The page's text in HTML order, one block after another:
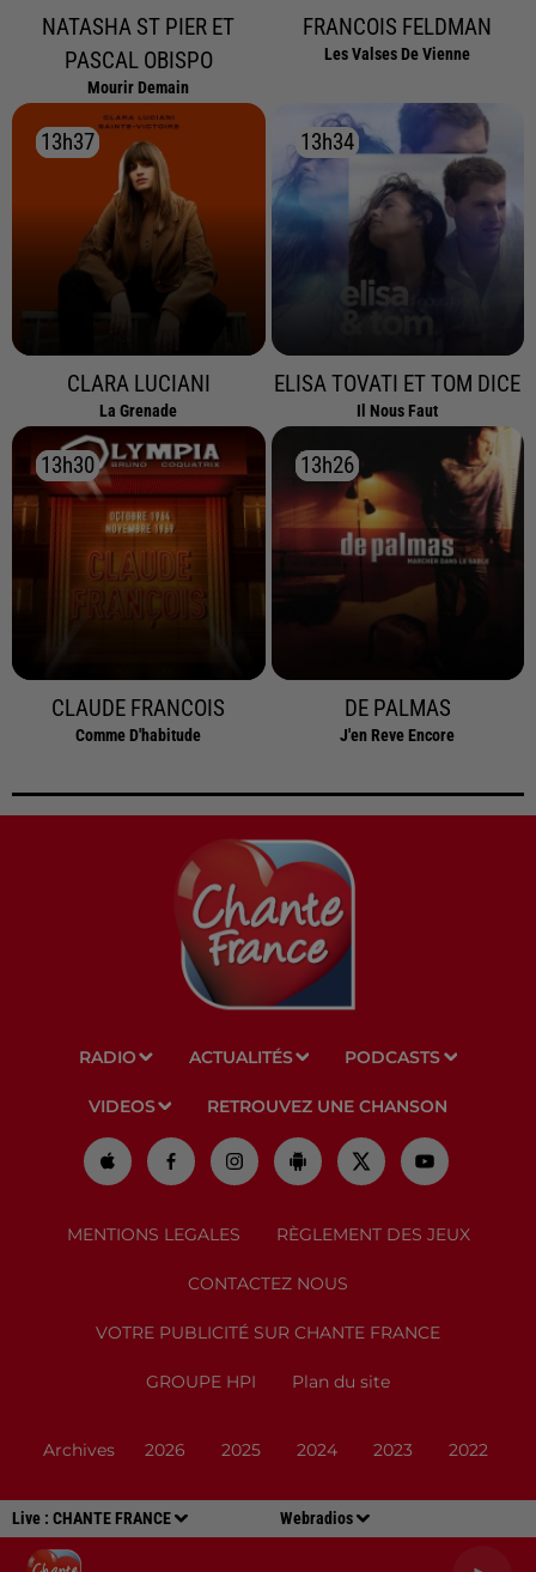
Live : CHANTE FRANCE Webradios
NATASHA ST PIER ET
PASCAL OBISPO
Mourir Demain
FRANCOIS FELDMAN
Les Valses De Vienne
13h37
13h37
CLARA LUCIANI
La Grenade
13h34
13h34
ELISA TOVATI ET TOM DICE
Il Nous Faut
13h30
13h30
CLAUDE FRANCOIS
Comme D'habitude
13h26
13h26
DE PALMAS
J'en Reve Encore
RADIO ACTUALITÉS PODCASTS
VIDEOS RETROUVEZ UNE CHANSON
MENTIONS LEGALES RÈGLEMENT DES JEUX
CONTACTEZ NOUS
VOTRE PUBLICITÉ SUR CHANTE FRANCE
GROUPE HPI Plan du site
Archives 2026 2025 2024 2023 2022